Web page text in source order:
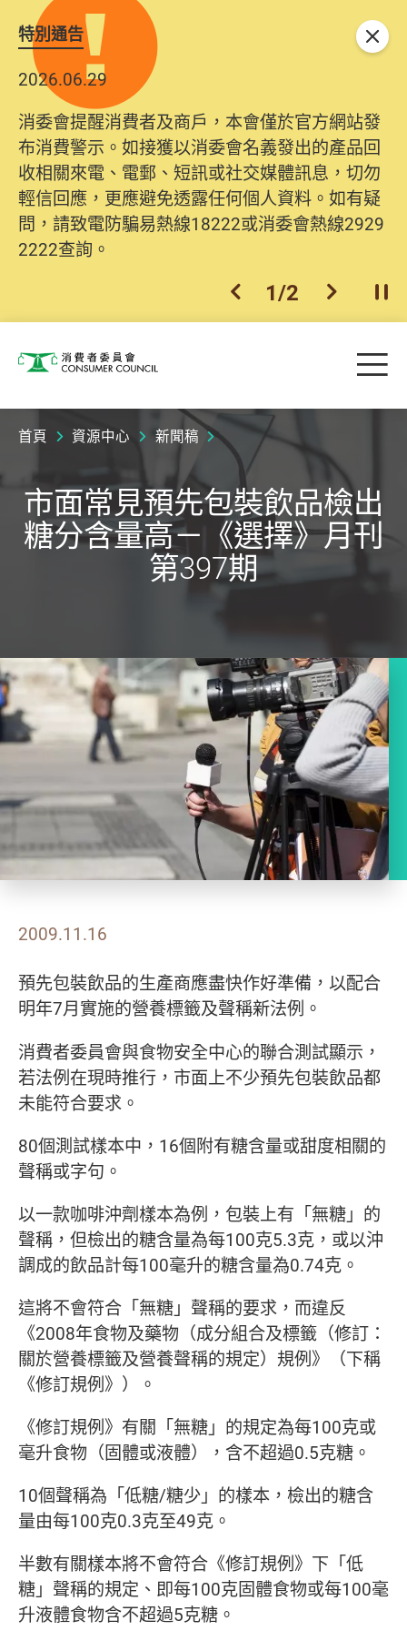
特別通告
2026.06.29
消委會提醒消費者及商戶，本會僅於官方網站發
布消費警示。如接獲以消委會名義發出的產品回
收相關來電、電郵、短訊或社交媒體訊息，切勿
輕信回應，更應避免透露任何個人資料。如有疑
問，請致電防騙易熱線18222或消委會熱線2929
2222查詢。
上一個
1/2 下一個開
關閉
消費者委員會 目
首頁 資源中心 新聞稿
市面常見預先包裝飲品檢出
糖分含量高－《選擇》月刊
第397期
2009.11.16
預先包裝飲品的生產商應盡快作好準備，以配合
明年7月實施的營養標籤及聲稱新法例。
消費者委員會與食物安全中心的聯合測試顯示，
若法例在現時推行，市面上不少預先包裝飲品都
未能符合要求。
80個測試樣本中，16個附有糖含量或甜度相關的
聲稱或字句。
以一款咖啡沖劑樣本為例，包裝上有「無糖」的
聲稱，但檢出的糖含量為每100克5.3克，或以沖
調成的飲品計每100毫升的糖含量為0.74克。
這將不會符合「無糖」聲稱的要求，而違反
《2008年食物及藥物（成分組合及標籤（修訂：
關於營養標籤及營養聲稱的規定）規例》（下稱
《修訂規例》）。
《修訂規例》有關「無糖」的規定為每100克或
毫升食物（固體或液體），含不超過0.5克糖。
10個聲稱為「低糖/糖少」的樣本，檢出的糖含
量由每100克0.3克至49克。
半數有關樣本將不會符合《修訂規例》下「低
糖」聲稱的規定、即每100克固體食物或每100毫
升液體食物含不超過5克糖。